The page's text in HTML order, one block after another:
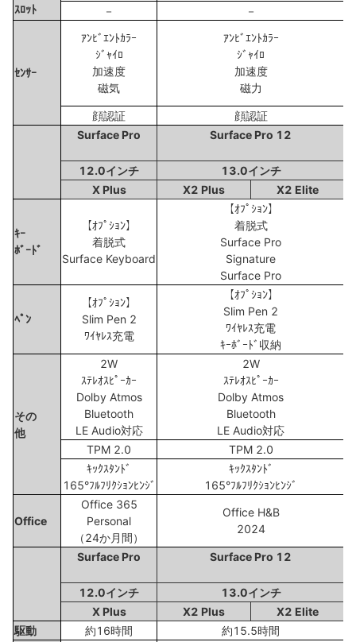
ｽﾛｯﾄ
－
－
ｾﾝｻｰ
ｱﾝﾋﾞｴﾝﾄｶﾗｰ
ｼﾞｬｲﾛ
加速度
磁気
ｱﾝﾋﾞｴﾝﾄｶﾗｰ
ｼﾞｬｲﾛ
加速度
磁力
顔認証
顔認証
Surface Pro
Surface Pro 12
12.0インチ
13.0インチ
X Plus
X2 Plus X2 Elite
ｷｰ
ﾎﾞｰﾄﾞ
【ｵﾌﾟｼｮﾝ】
着脱式
Surface Keyboard
【ｵﾌﾟｼｮﾝ】
着脱式
Surface Pro
Signature
Surface Pro
ﾍﾟﾝ
【ｵﾌﾟｼｮﾝ】
Slim Pen 2
ﾜｲﾔﾚｽ充電
【ｵﾌﾟｼｮﾝ】
Slim Pen 2
ﾜｲﾔﾚｽ充電
ｷｰﾎﾞｰﾄﾞ収納
その
他
2W
ｽﾃﾚｵｽﾋﾟｰｶｰ
Dolby Atmos
Bluetooth
LE Audio対応
2W
ｽﾃﾚｵｽﾋﾟｰｶｰ
Dolby Atmos
Bluetooth
LE Audio対応
TPM 2.0
TPM 2.0
ｷｯｸｽﾀﾝﾄﾞ
165°ﾌﾙﾌﾘｸｼｮﾝﾋﾝｼﾞ
ｷｯｸｽﾀﾝﾄﾞ
165°ﾌﾙﾌﾘｸｼｮﾝﾋﾝｼﾞ
Office
Office 365
Personal
（24か月間）
Office H&B
2024
Surface Pro Surface Pro 12
12.0インチ
13.0インチ
X Plus
X2 Plus
X2 Elite
駆動
約16時間
約15.5時間